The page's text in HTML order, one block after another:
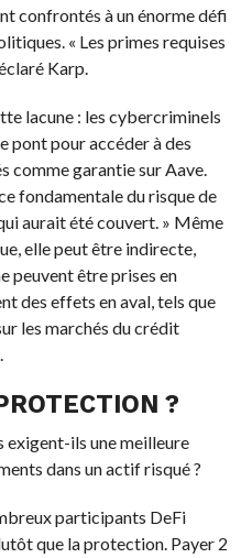
confrontés à un énorme défi
« Les primes requises
Karp.
lacune : les cybercriminels
pont pour accéder à des
comme garantie sur Aave.
fondamentale du risque de
aurait été couvert. » Même
elle peut être indirecte,
peuvent être prises en
des effets en aval, tels que
les marchés du crédit
?
ils une meilleure
dans un actif risqué ?
participants DeFi
que la protection. Payer 2